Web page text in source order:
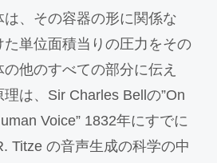
は、その容器の形に関係な
た単位面積当りの圧力をその
他のすべての部分に伝え
は、Sir Charles Bellの”On
Voice” 1832年にすでに
Titze の音声生成の科学の中